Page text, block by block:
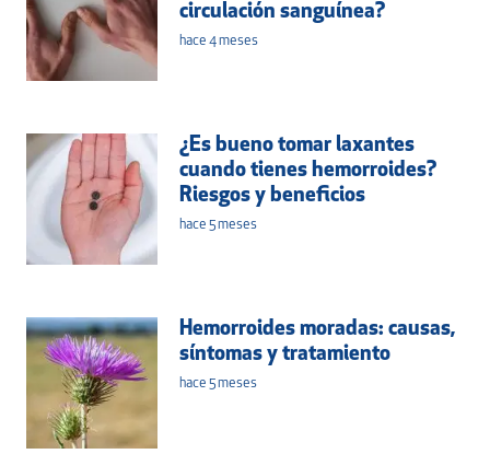
circulación sanguínea?
hace 4 meses
¿Es bueno tomar laxantes
cuando tienes hemorroides?
Riesgos y beneficios
hace 5 meses
Hemorroides moradas: causas,
síntomas y tratamiento
hace 5 meses